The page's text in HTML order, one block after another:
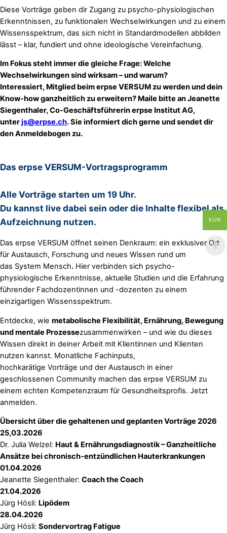
Diese Vorträge geben dir Zugang zu psycho-physiologischen
Erkenntnissen, zu funktionalen Wechselwirkungen und zu einem
Wissensspektrum, das sich nicht in Standardmodellen abbilden
lässt – klar, fundiert und ohne ideologische Vereinfachung.
Im Fokus steht immer die gleiche Frage: Welche
Wechselwirkungen sind wirksam – und warum?
Interessiert, Mitglied beim erpse VERSUM zu werden und dein
Know-how ganzheitlich zu erweitern? Maile bitte an Jeanette
Siegenthaler, Co-Geschäftsführerin erpse Institut AG,
unterjs@erpse.ch. Sie informiert dich gerne und sendet dir
den Anmeldebogen zu.
Das erpse VERSUM-Vortragsprogramm
Alle Vorträge starten um 19 Uhr.
Du kannst live dabei sein oder die Inhalte flexibel als
Aufzeichnung nutzen.
Das erpse VERSUM öffnet seinen Denkraum: ein exklusiver Ort
für Austausch, Forschung und neues Wissen rund um
das System Mensch. Hier verbinden sich psycho-
physiologische Erkenntnisse, aktuelle Studien und die Erfahrung
führender Fachdozentinnen und -dozenten zu einem
einzigartigen Wissensspektrum.
Entdecke, wie metabolische Flexibilität, Ernährung, Bewegung
und mentale Prozessezusammenwirken – und wie du dieses
Wissen direkt in deiner Arbeit mit Klientinnen und Klienten
nutzen kannst. Monatliche Fachinputs,
hochkarätige Vorträge und der Austausch in einer
geschlossenen Community machen das erpse VERSUM zu
einem echten Kompetenzraum für Gesundheitsprofis. Jetzt
anmelden.
Übersicht über die gehaltenen und geplanten Vorträge 2026
25,03.2026
Dr. Julia Welzel: Haut & Ernährungsdiagnostik – Ganzheitliche
Ansätze bei chronisch-entzündlichen Hauterkrankungen
01.04.2026
Jeanette Siegenthaler: Coach the Coach
21.04.2026
Jürg Hösli: Lipödem
28.04.2026
Jürg Hösli: Sondervortrag Fatigue
EUR